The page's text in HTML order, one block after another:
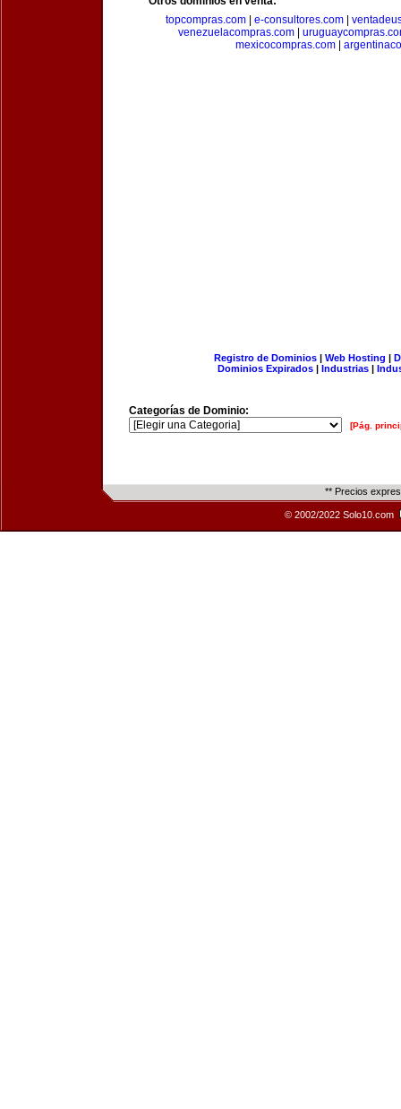
topcompras.com
e-consultores.com
venezuelacompras.com|
mexicocompras.com
Registro de Dominios| Web Hosting |
Dominios Expirados | Industrias |
Categorías de Dominio:
[Pág.
** Precios
© 2002/2022 Solo10.com